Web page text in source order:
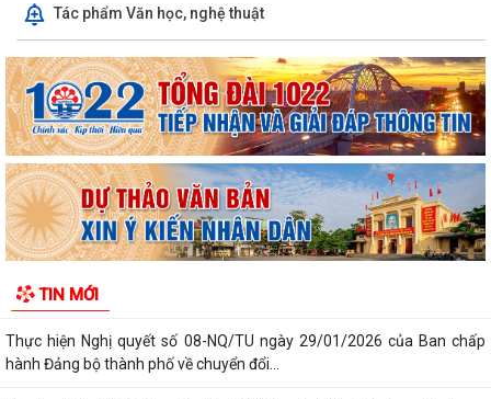
Tác phẩm Văn học, nghệ thuật
TIN MỚI
Kiến tạo “Thế” quốc gia: Bước chuyển của tư duy đối ngoại Việt Nam
trong kỷ nguyên mới
PHÁT HUY GIÁ TRỊ CÁC DI TÍCH VĂN HÓA TRONG KỶ NGUYÊN MỚI Ở
PHƯỜNG TRẦN NHÂN TÔNG, THÀNH PHỐ HẢI...
Phường Trần Nhân Tông tham dự hội nghị trực tuyến báo cáo viên
thành phố tháng 7/2026
Lãnh đạo phường kiểm tra các trạm bơm, hồ đập sau mưa lớn
tìm kiếm, quy tập và xác định...
Thực hiện Nghị quyết số 08-NQ/TU ngày 29/01/2026 của Ban chấp
hành Đảng bộ thành phố về chuyển đổi...